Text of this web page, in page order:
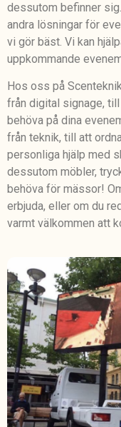
dessutom befinner
andra lösningar för
vi gör bäst. Vi kan
uppkommande
Hos oss på
från digital signage,
behöva på dina
från teknik, till att
personliga hjälp med
dessutom möbler,
behöva för mässor!
erbjuda, eller om du
varmt välkommen att